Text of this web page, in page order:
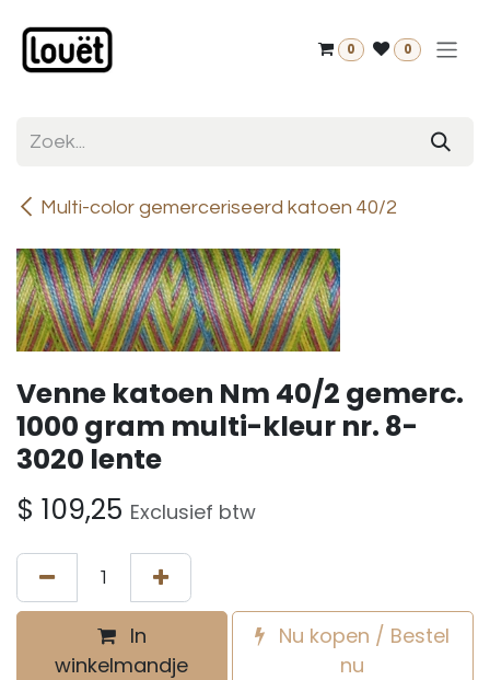
0 0
Multi-color gemerceriseerd katoen 40/2
Venne katoen Nm 40/2 gemerc.
1000 gram multi-kleur nr. 8-
3020 lente
$ 109,25 Exclusief btw
In
winkelmandje
Nu kopen / Bestel
nu